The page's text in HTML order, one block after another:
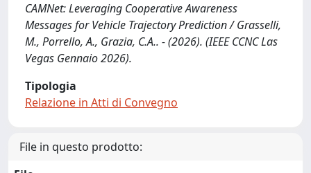
CAMNet: Leveraging Cooperative Awareness
Messages for Vehicle Trajectory Prediction / Grasselli,
M., Porrello, A., Grazia, C.A.. - (2026). (IEEE CCNC Las
Vegas Gennaio 2026).
Tipologia
Relazione in Atti di Convegno
File in questo prodotto: